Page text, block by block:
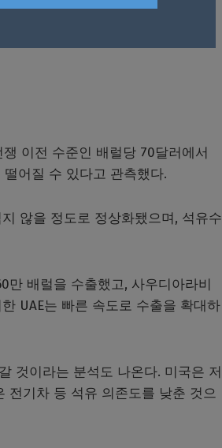
이전 수준인 배럴당 70달러에서
어질 수 있다고 관측했다.
않을 정도로 정상화됐으며, 석유수
만 배럴을 수출했고, 사우디아라비
UAE는 빠른 속도로 수출을 확대하
것이라는 분석도 나온다. 미국은 저
전기차 등 석유 의존도를 낮춘 것으